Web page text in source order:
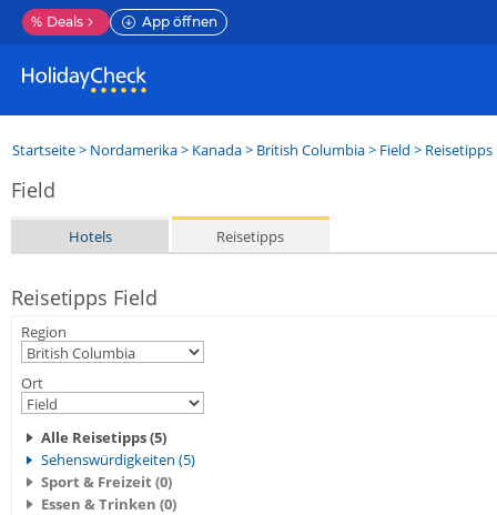
% Deals App öffnen
Startseite> Nordamerika> Kanada> British Columbia> Field > Reisetipps
Field
Hotels Reisetipps
Reisetipps Field
Region
Ort
Alle Reisetipps (5)
Sehenswürdigkeiten (5)
Sport & Freizeit (0)
Essen & Trinken (0)